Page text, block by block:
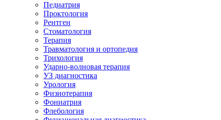
Педиатрия
Проктология
Рентген
Стоматология
Терапия
Травматология и ортопедия
Трихология
Ударно-волновая терапия
УЗ диагностика
Урология
Физиотерапия
Фониатрия
Флебология